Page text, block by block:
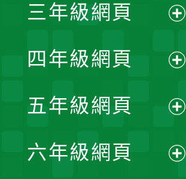
選
單
開
選
單
三年級網頁
開
選
單
四年級網頁
開
選
五年級網頁
開
六年級網頁